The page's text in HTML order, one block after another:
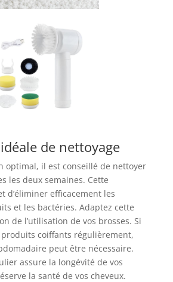
de nettoyage
optimal, il est conseillé de nettoyer
les deux semaines. Cette
d’éliminer efficacement les
et les bactéries. Adaptez cette
de l’utilisation de vos brosses. Si
coiffants régulièrement,
peut être nécessaire.
assure la longévité de vos
la santé de vos cheveux.